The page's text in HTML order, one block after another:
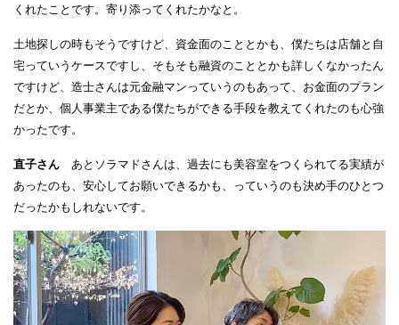
くれたことです。寄り添ってくれたかなと。
土地探しの時もそうですけど、資金面のこととかも、僕たちは店舗と自
宅っていうケースですし、そもそも融資のこととかも詳しくなかったん
ですけど、造士さんは元金融マンっていうのもあって、お金面のプラン
だとか、個人事業主である僕たちができる手段を教えてくれたのも心強
かったです。
直子さん あとソラマドさんは、過去にも美容室をつくられてる実績が
あったのも、安心してお願いできるかも、っていうのも決め手のひとつ
だったかもしれないです。